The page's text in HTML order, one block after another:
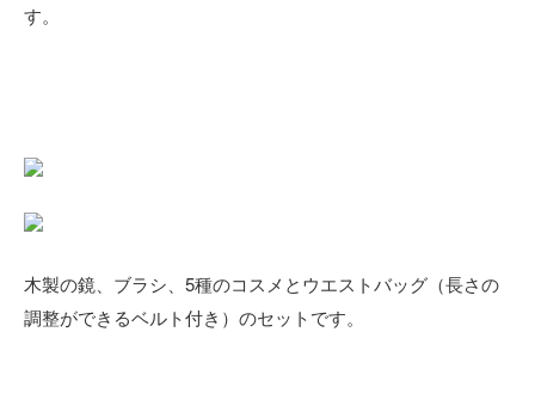
す。
木製の鏡、ブラシ、5種のコスメとウエストバッグ（長さの
調整ができるベルト付き）のセットです。